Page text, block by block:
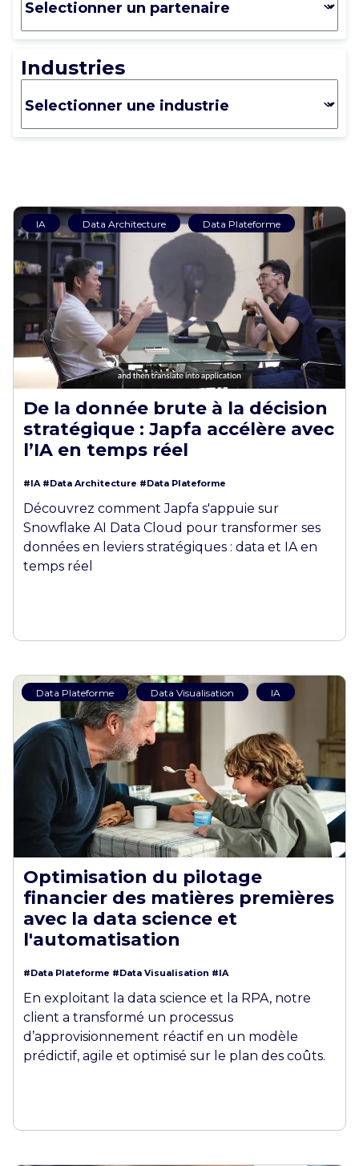
Industries
IA Data Architecture Data Plateforme
De la donnée brute à la décision
stratégique : Japfa accélère avec
l’IA en temps réel
#IA #Data Architecture #Data Plateforme
Découvrez comment Japfa s'appuie sur
Snowflake AI Data Cloud pour transformer ses
données en leviers stratégiques : data et IA en
temps réel
Data Plateforme Data Visualisation IA
Optimisation du pilotage
financier des matières premières
avec la data science et
l'automatisation
#Data Plateforme #Data Visualisation #IA
En exploitant la data science et la RPA, notre
client a transformé un processus
d’approvisionnement réactif en un modèle
prédictif, agile et optimisé sur le plan des coûts.